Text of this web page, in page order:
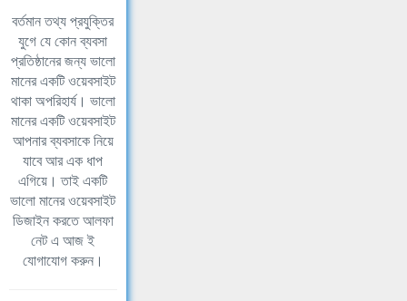
বর্তমান তথ্য প্রযুক্তির
যুগে যে কোন ব্যবসা
প্রতিষ্ঠানের জন্য ভালো
মানের একটি ওয়েবসাইট
থাকা অপরিহার্য। ভালো
মানের একটি ওয়েবসাইট
আপনার ব্যবসাকে নিয়ে
যাবে আর এক ধাপ
এগিয়ে। তাই একটি
ভালো মানের ওয়েবসাইট
ডিজাইন করতে আলফা
নেট এ আজ ই
যোগাযোগ করুন।